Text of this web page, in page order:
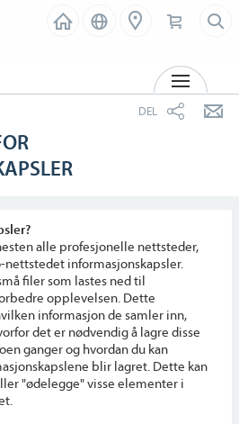
DEL
alle profesjonelle nettsteder,
informasjonskapsler.
filer som lastes ned til
opplevelsen. Dette
informasjon de samler inn,
det er nødvendig å lagre disse
ganger og hvordan du kan
blir lagret. Dette kan
"ødelegge" visse elementer i